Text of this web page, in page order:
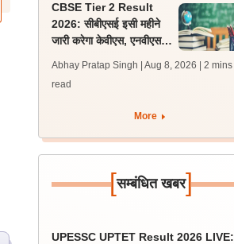
CBSE Tier 2 Result
2026: सीबीएसई इसी महीने
जारी करेगा केवीएस, एनवीएस
परीक्षा के रिजल्ट
Abhay Pratap Singh | Aug 8, 2026
| 2 mins
read
More
[सम्बंधित खबर]
UPESSC UPTET Result 2026 LIVE: